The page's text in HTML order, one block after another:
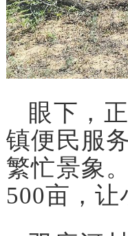
眼下，
镇便民服
繁忙景象
500亩，